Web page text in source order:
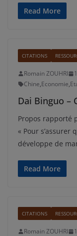
Read More
CITATIONS
Romain ZOUHRI
Chine,Economie,
Dai Binguo –
Propos rapporté
« Pour s’assurer
développe de
Read More
CITATIONS
Romain ZOUHRI